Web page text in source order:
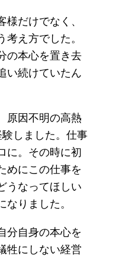
だけでなく、
え方でした。
の本心を置き去
い続けていたん
原因不明の高熱
しました。仕事
に。その時に初
めにこの仕事を
うなってほしい
りました。
分自身の本心を
牲にしない経営